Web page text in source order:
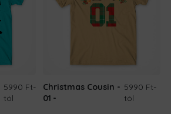
5990 Ft-
tól
Christmas Cousin -
01
5990 Ft-
tól